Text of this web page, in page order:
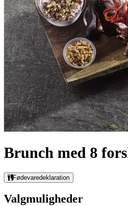
Brunch med 8
Fødevaredeklaration
Valgmuligheder